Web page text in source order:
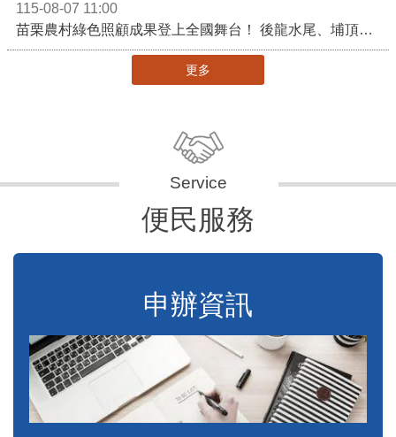
115-08-07 11:00
苗栗農村綠色照顧成果登上全國舞台！ 後龍水尾、埔頂社區前進2026高齡健康產業博覽會
更多
便民服務
申辦資訊